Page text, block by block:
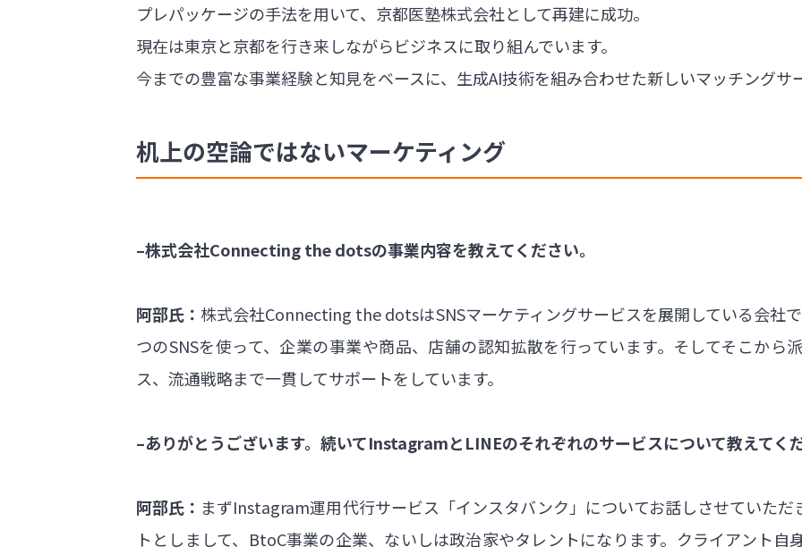
プレパッケージの手法を用いて、京都医塾株式会社として再建に成功。
現在は東京と京都を行き来しながらビジネスに取り組んでいます。
今までの豊富な事業経験と知見をベースに、生成AI技術を組み合わせた新しいマッチングサ
机上の空論ではないマーケティング
–株式会社Connecting the dotsの事業内容を教えてください。
阿部氏： 株式会社Connecting the dotsはSNSマーケティングサービスを展開している会社
つのSNSを使って、企業の事業や商品、店舗の認知拡散を行っています。そしてそこから
ス、流通戦略まで一貫してサポートをしています。
–ありがとうございます。続いてInstagramとLINEのそれぞれのサービスについて教えてく
阿部氏： まずInstagram運用代行サービス「インスタバンク」についてお話しさせていた
トとしまして、BtoC事業の企業、ないしは政治家やタレントになります。クライアント